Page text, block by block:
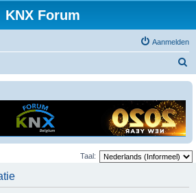
KNX Forum
Aanmelden
Taal: